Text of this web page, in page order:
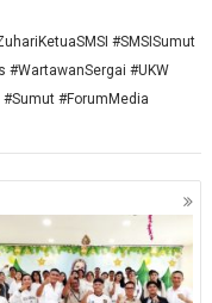
#SMSISumut
#WartawanSergai #UKW
#ForumMedia